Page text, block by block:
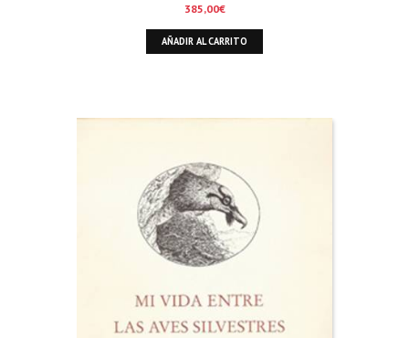
385,00€
AÑADIR AL CARRITO